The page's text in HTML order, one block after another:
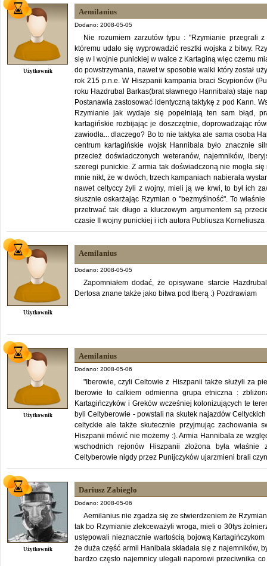
Użytkownik
Aemilanius
Dodano: 2008-05-05
Nie rozumiem zarzutów typu : "Rzymianie przegrali
któremu udało się wyprowadzić resztki wojska z bitwy.
się w I wojnie punickiej w walce z Kartaginą więc czemu
do powstrzymania, nawet w sposobie walki który został
rok 215 p.n.e. W Hiszpanii kampania braci Scypionów
roku Hazdrubal Barkas(brat sławnego Hannibala) staje
Postanawia zastosować identyczną taktykę z pod Kann.
Rzymianie jak wydaje się popełniają ten sam błąd,
kartagińskie rozbijając je doszczętnie, doprowadzając
zawiodła... dlaczego? Bo to nie taktyka ale sama osoba
centrum kartagińskie wojsk Hannibala było znacznie
przecież doświadczonych weteranów, najemników,
szeregi punickie. Z armia tak doświadczoną nie mogła
mnie nikt, że w dwóch, trzech kampaniach nabierała
nawet celtyccy żyli z wojny, mieli ją we krwi, to był ich
słusznie oskarżając Rzymian o "bezmyślność". To
przetrwać tak długo a kluczowym argumentem są
czasie II wojny punickiej i ich autora Publiusza
Użytkownik
Aemilanius
Dodano: 2008-05-05
Zapomniałem dodać, że opisywane starcie
Dertosa znane także jako bitwa pod Iberą :) Pozdrawiam
Użytkownik
Aemilanius
Dodano: 2008-05-06
"Iberowie, czyli Celtowie z Hiszpanii także służyli za
Iberowie to calkiem odmienna grupa etniczna :
Kartagińczyków i Greków wcześniej kolonizujących te
byli Celtyberowie - powstali na skutek najazdów
celtyckie ale także skutecznie przyjmując zachowania
Hiszpanii mówić nie możemy :). Armia Hannibala ze
wschodnich rejonów Hiszpanii złożona była
Celtyberowie nigdy przez Punijczyków ujarzmieni brali
Użytkownik
Dariusz Zabiegło
Dodano: 2008-05-06
Aemilanius nie zgadza się ze stwierdzeniem że
tak bo Rzymianie zlekceważyli wroga, mieli o 30tys
ustępowali nieznacznie wartością bojową
że duża część armii Hanibala składała się z najemników,
bardzo często najemnicy ulegali naporowi przeciwnika